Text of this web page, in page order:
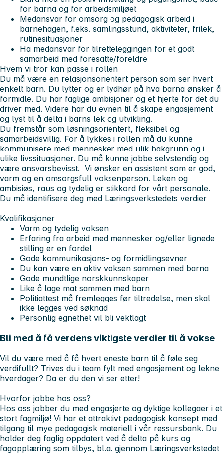
for barna og for arbeidsmiljøet
Medansvar for omsorg og pedagogisk arbeid i
barnehagen, f.eks. samlingsstund, aktiviteter, frilek,
rutinesituasjoner
Ha medansvar for tilretteleggingen for et godt
samarbeid med foresatte/foreldre
Hvem vi tror kan passe i rollen
Du må være en relasjonsorientert person som ser hvert
enkelt barn. Du lytter og er lydhør på hva barna ønsker å
formidle. Du har faglige ambisjoner og et hjerte for det du
driver med. Videre har du evnen til å skape engasjement
og lyst til å delta i barns lek og utvikling.
Du fremstår som løsningsorientert, fleksibel og
samarbeidsvillig. For å lykkes i rollen må du kunne
kommunisere med mennesker med ulik bakgrunn og i
ulike livssituasjoner. Du må kunne jobbe selvstendig og
være ansvarsbevisst. Vi ønsker en assistent som er god,
varm og en omsorgsfull voksenperson. Leken og
ambisiøs, raus og tydelig er stikkord for vårt personale.
Du må identifisere deg med Læringsverkstedets verdier
Kvalifikasjoner
Varm og tydelig voksen
Erfaring fra arbeid med mennesker og/eller lignede
stilling er en fordel
Gode kommunikasjons- og formidlingsevner
Du kan være en aktiv voksen sammen med barna
Gode mundtlige norskkunnskaper
Like å lage mat sammen med barn
Politiattest må fremlegges før tiltredelse, men skal
ikke legges ved søknad
Personlig egnethet vil bli vektlagt
Bli med å få verdens viktigste verdier til å vokse
Vil du være med å få hvert eneste barn til å føle seg
verdifullt? Trives du i team fylt med engasjement og lekne
hverdager? Da er du den vi ser etter!
Hvorfor jobbe hos oss?
Hos oss jobber du med engasjerte og dyktige kollegaer i et
stort fagmiljø! Vi har et attraktivt pedagogisk konsept med
tilgang til mye pedagogisk materiell i vår ressursbank. Du
holder deg faglig oppdatert ved å delta på kurs og
fagopplæring som tilbys, bl.a. gjennom Læringsverkstedet